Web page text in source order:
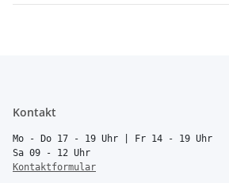
Kontakt
Mo - Do 17 - 19 Uhr | Fr 14 - 19 Uhr
Sa 09 - 12 Uhr
Kontaktformular